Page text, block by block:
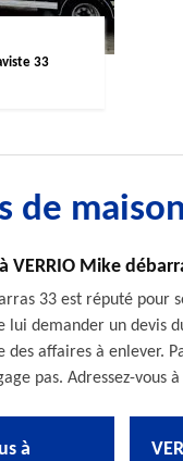
33
de
VERRIO Mike
33 est réputé
demander un devis
des affaires à enlever.
pas. Adressez-vous
à